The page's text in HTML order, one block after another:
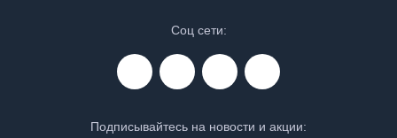
Соц сети:
Подписывайтесь на новости и акции: